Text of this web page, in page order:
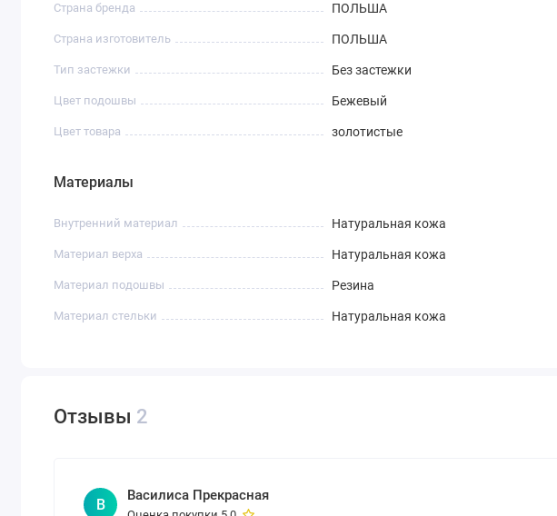
Страна бренда ПОЛЬША
Страна изготовитель ПОЛЬША
Тип застежки Без застежки
Цвет подошвы Бежевый
Цвет товара золотистые
Материалы
Внутренний материал Натуральная кожа
Материал верха Натуральная кожа
Материал подошвы Резина
Материал стельки Натуральная кожа
Отзывы 2
В
Василиса Прекрасная